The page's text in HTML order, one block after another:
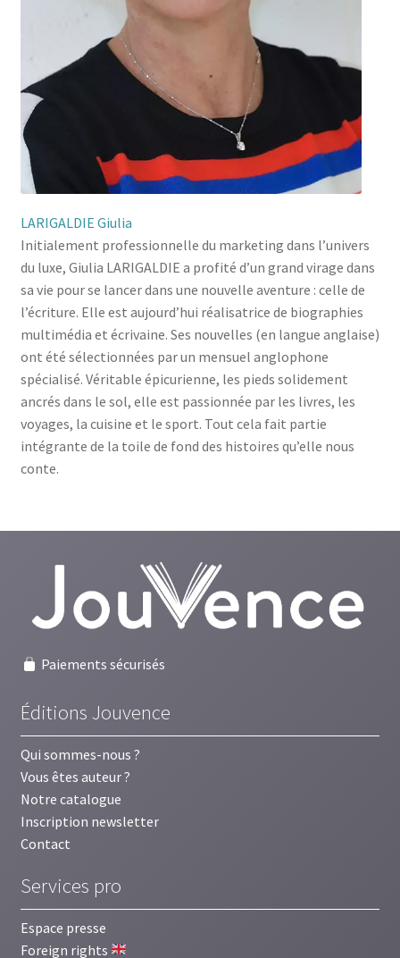
LARIGALDIE Giulia
Initialement professionnelle du marketing dans l’univers
du luxe, Giulia LARIGALDIE a profité d’un grand virage dans
sa vie pour se lancer dans une nouvelle aventure : celle de
l’écriture. Elle est aujourd’hui réalisatrice de biographies
multimédia et écrivaine. Ses nouvelles (en langue anglaise)
ont été sélectionnées par un mensuel anglophone
spécialisé. Véritable épicurienne, les pieds solidement
ancrés dans le sol, elle est passionnée par les livres, les
voyages, la cuisine et le sport. Tout cela fait partie
intégrante de la toile de fond des histoires qu’elle nous
conte.
Paiements sécurisés
Éditions Jouvence
Qui sommes-nous ?
Vous êtes auteur ?
Notre catalogue
Inscription newsletter
Contact
Services pro
Espace presse
Foreign rights